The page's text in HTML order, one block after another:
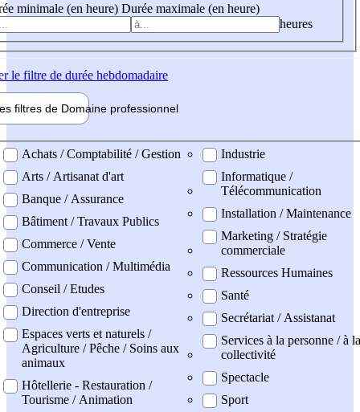
minimale (en heure) Durée maximale (en heure)
heures
le filtre de durée hebdomadaire
filtres de Domaine professionnel
professionel
Achats / Comptabilité / Gestion
Arts / Artisanat d'art
Banque / Assurance
Bâtiment / Travaux Publics
Commerce / Vente
Communication / Multimédia
Conseil / Etudes
Direction d'entreprise
Espaces verts et naturels /
Agriculture / Pêche / Soins aux
animaux
Hôtellerie - Restauration /
Tourisme / Animation
Industrie
Informatique /
Télécommunication
Installation / Maintenance
Marketing / Stratégie
commerciale
Ressources Humaines
Santé
Secrétariat / Assistanat
Services à la personne / à la
collectivité
Spectacle
Sport